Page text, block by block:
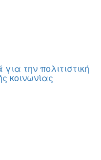
την πολιτιστική
κοινωνίας